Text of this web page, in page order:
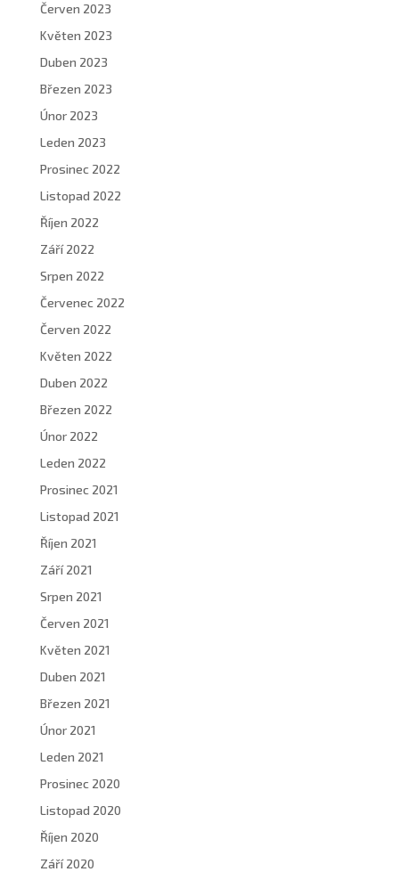
Červen 2023
Květen 2023
Duben 2023
Březen 2023
Únor 2023
Leden 2023
Prosinec 2022
Listopad 2022
Říjen 2022
Září 2022
Srpen 2022
Červenec 2022
Červen 2022
Květen 2022
Duben 2022
Březen 2022
Únor 2022
Leden 2022
Prosinec 2021
Listopad 2021
Říjen 2021
Září 2021
Srpen 2021
Červen 2021
Květen 2021
Duben 2021
Březen 2021
Únor 2021
Leden 2021
Prosinec 2020
Listopad 2020
Říjen 2020
Září 2020